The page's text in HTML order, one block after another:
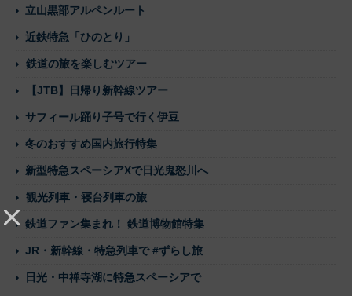
立山黒部アルペンルート
近鉄特急「ひのとり」
鉄道の旅を楽しむツアー
【JTB】日帰り新幹線ツアー
サフィール踊り子号で行く伊豆
冬のおすすめ国内旅行特集
新型特急スペーシアXで日光鬼怒川へ
観光列車・寝台列車の旅
鉄道ファン集まれ！ 鉄道博物館特集
JR・新幹線・特急列車で #ずらし旅
日光・中禅寺湖に特急スペーシアで